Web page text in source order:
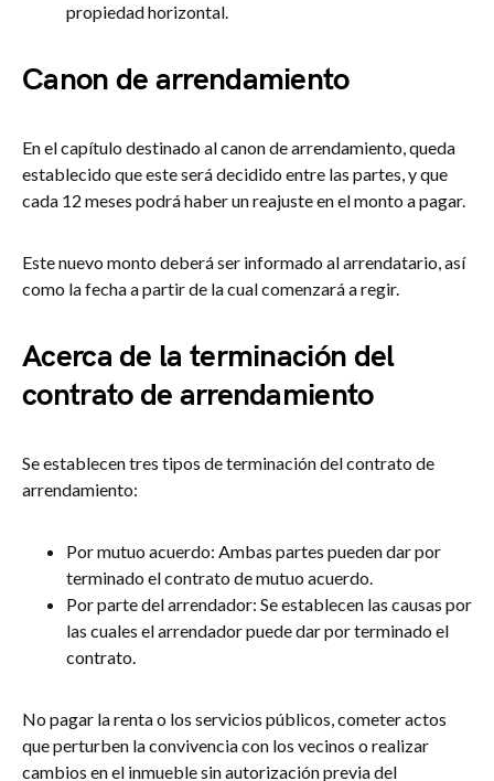
propiedad horizontal.
Canon de arrendamiento
En el capítulo destinado al canon de arrendamiento, queda
establecido que este será decidido entre las partes, y que
cada 12 meses podrá haber un reajuste en el monto a pagar.
Este nuevo monto deberá ser informado al arrendatario, así
como la fecha a partir de la cual comenzará a regir.
Acerca de la terminación del
contrato de arrendamiento
Se establecen tres tipos de terminación del contrato de
arrendamiento:
Por mutuo acuerdo: Ambas partes pueden dar por
terminado el contrato de mutuo acuerdo.
Por parte del arrendador: Se establecen las causas por
las cuales el arrendador puede dar por terminado el
contrato.
No pagar la renta o los servicios públicos, cometer actos
que perturben la convivencia con los vecinos o realizar
cambios en el inmueble sin autorización previa del